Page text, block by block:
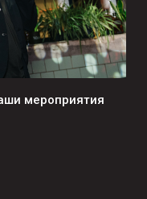
мероприятия